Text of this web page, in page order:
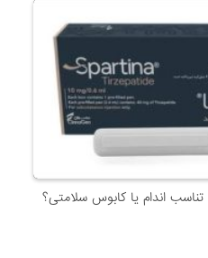
تناسب اندام یا کابوس سلامتی؟